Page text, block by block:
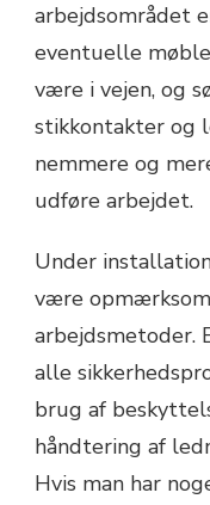
arbejdsområdet
eventuelle
være i vejen, og
stikkontakter og
nemmere og
udføre arbejdet.
Under
være
arbejdsmetoder.
alle
brug af
håndtering af
Hvis man har